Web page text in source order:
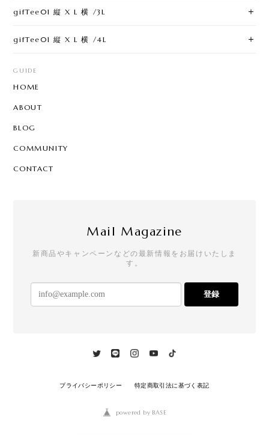
gifTee01 縦 X L 横 /3L
gifTee01 縦 X L 横 /4L
GUIDE
HOME
ABOUT
BLOG
COMMUNITY
CONTACT
Mail Magazine
新商品やキャンペーンなどの最新情報をお届けいたしま
す。
登録
プライバシーポリシー 特定商取引法に基づく表記
powered by BASE